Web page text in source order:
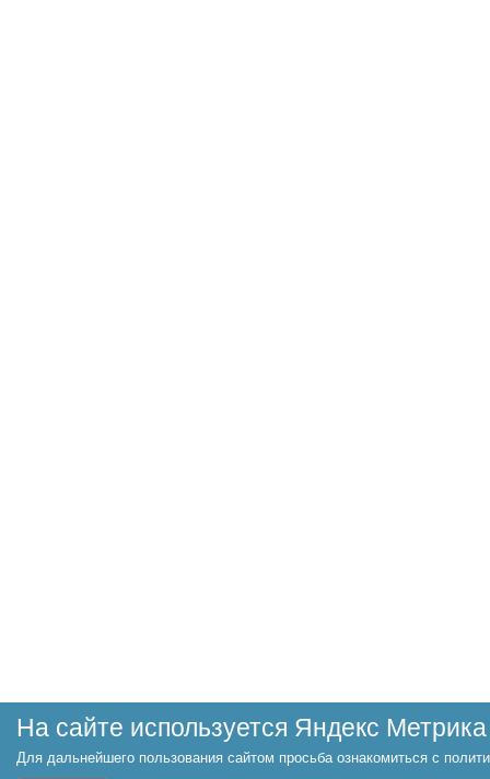
На сайте используется Яндекс Метрика
Для дальнейшего пользования сайтом просьба ознакомиться с